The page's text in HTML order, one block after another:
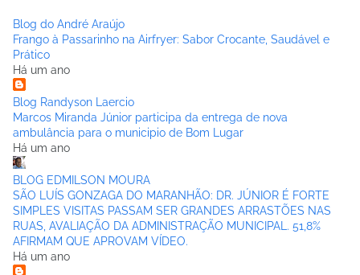
Blog do André Araújo
Frango à Passarinho na Airfryer: Sabor Crocante, Saudável e
Prático
Há um ano
Blog Randyson Laercio
Marcos Miranda Júnior participa da entrega de nova
ambulância para o municipio de Bom Lugar
Há um ano
BLOG EDMILSON MOURA
SÃO LUÍS GONZAGA DO MARANHÃO: DR. JÚNIOR É FORTE
SIMPLES VISITAS PASSAM SER GRANDES ARRASTÕES NAS
RUAS, AVALIAÇÃO DA ADMINISTRAÇÃO MUNICIPAL. 51,8%
AFIRMAM QUE APROVAM VÍDEO.
Há um ano